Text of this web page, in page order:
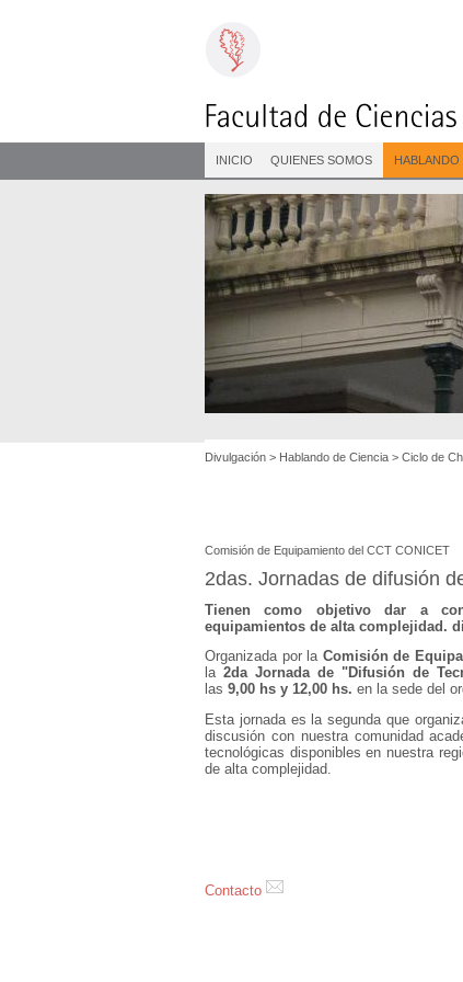
INICIO QUIENES SOMOS
Divulgación > Hablando de Ciencia > Ciclo de
Comisión de Equipamiento del CCT CONICET
2das. Jornadas de difusión
Tienen como objetivo dar a
equipamientos de alta complejidad.
Organizada por la Comisión de
la 2da Jornada de "Difusión de
las 9,00 hs y 12,00 hs. en la sede del
Esta jornada es la segunda que
discusión con nuestra comunidad
tecnológicas disponibles en nuestra
de alta complejidad.
Contacto